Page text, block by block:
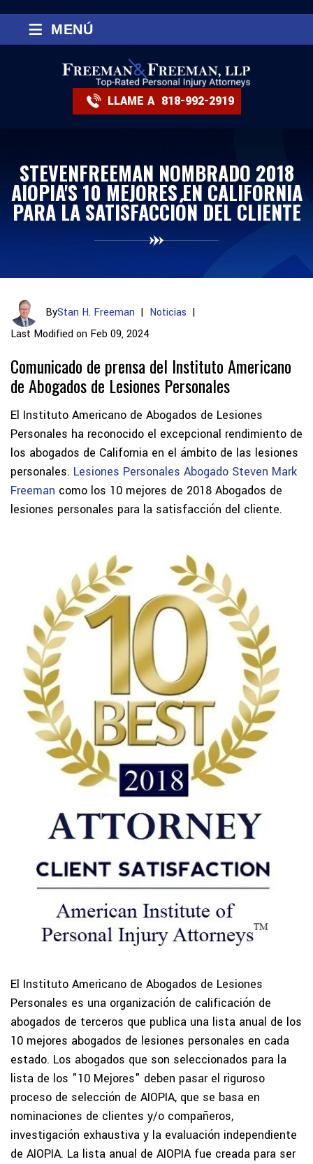
LLAME A 818-992-2919
≡ MENÚ
STEVENFREEMAN NOMBRADO 2018
AIOPIA'S 10 MEJORES EN CALIFORNIA
PARA LA SATISFACCIÓN DEL CLIENTE
ByStan H. Freeman | Noticias |
Last Modified on Feb 09, 2024
Comunicado de prensa del Instituto Americano
de Abogados de Lesiones Personales
El Instituto Americano de Abogados de Lesiones
Personales ha reconocido el excepcional rendimiento de
los abogados de California en el ámbito de las lesiones
personales. Lesiones Personales Abogado Steven Mark
Freeman como los 10 mejores de 2018 Abogados de
lesiones personales para la satisfacción del cliente.
El Instituto Americano de Abogados de Lesiones
Personales es una organización de calificación de
abogados de terceros que publica una lista anual de los
10 mejores abogados de lesiones personales en cada
estado. Los abogados que son seleccionados para la
lista de los "10 Mejores" deben pasar el riguroso
proceso de selección de AIOPIA, que se basa en
nominaciones de clientes y/o compañeros,
investigación exhaustiva y la evaluación independiente
de AIOPIA. La lista anual de AIOPIA fue creada para ser